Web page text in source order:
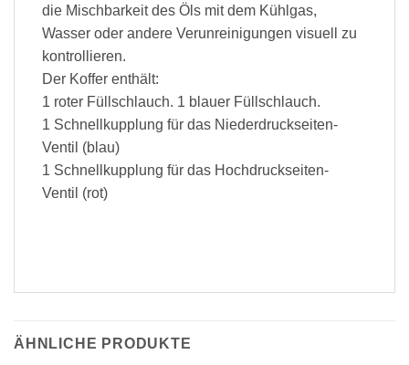
die Mischbarkeit des Öls mit dem Kühlgas,
Wasser oder andere Verunreinigungen visuell zu
kontrollieren.
Der Koffer enthält:
1 roter Füllschlauch. 1 blauer Füllschlauch.
1 Schnellkupplung für das Niederdruckseiten-
Ventil (blau)
1 Schnellkupplung für das Hochdruckseiten-
Ventil (rot)
ÄHNLICHE PRODUKTE